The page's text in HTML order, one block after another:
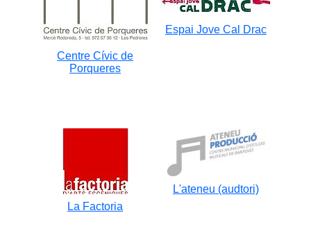
Centre Cívic de
Porqueres
Espai Jove Cal Drac
La Factoria
L'ateneu (audtori)